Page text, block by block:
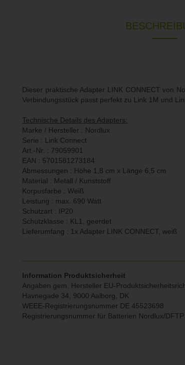
Dieser praktische Adapter LINK CONNECT von
Verbindungsstück passt perfekt zu Link 1M und
Technische Details des Adapters:
Marke / Hersteller : Nordlux
Serie : Link Connect
Art.-Nr. : 79059901
EAN : 5701581273184
Abmessungen : Höhe 1,8 cm x Länge 6,5 cm
Material : Metall / Kunststoff
Korpusfarbe : Weiß
Leistung : max. 690 Watt
Schutzart : IP20
Schutzklasse : KL1, geerdet
Lieferumfang : 1x Adapter LINK CONNECT, weiß
Information Produktsicherheit
Angaben gem. Hersteller EU-
Havnegade 34, 9000 Aalborg, DK
WEEE-Registrierungsnummer DE 45523698
Registrierungsnummer für Batterien Nordlux/